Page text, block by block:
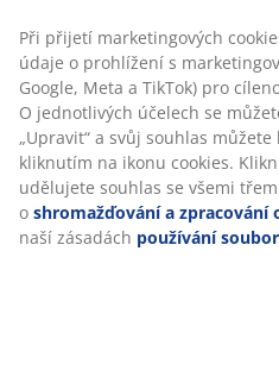
Návod k sestavení
Specifikace
Hodnocení
Při přijetí marketingových
údaje o prohlížení s
Google, Meta a TikTok) pro
O jednotlivých účelech se
„Upravit“ a svůj souhlas
kliknutím na ikonu cookies.
udělujete souhlas se všemi
o shromažďování a zpracování
naší zásadách používání